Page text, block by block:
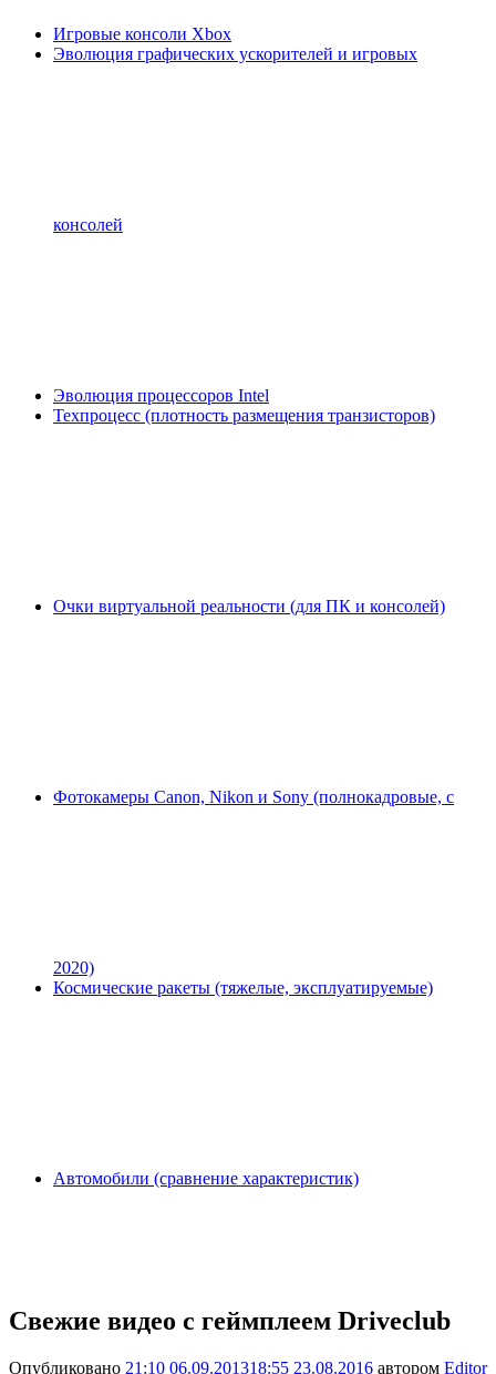
Игровые консоли Xbox
Эволюция графических ускорителей и игровых
консолей
Эволюция процессоров Intel
Техпроцесс (плотность размещения транзисторов)
Очки виртуальной реальности (для ПК и консолей)
Фотокамеры Canon, Nikon и Sony (полнокадровые, с
2020)
Космические ракеты (тяжелые, эксплуатируемые)
Автомобили (сравнение характеристик)
Свежие видео с геймплеем Driveclub
Опубликовано 21:10 06.09.201318:55 23.08.2016 автором Editor